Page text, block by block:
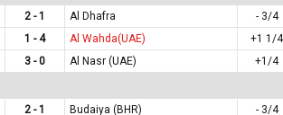
2 - 1 Al Dhafra - 3/4
1 - 4 Al Wahda(UAE) +1 1/4
3 - 0 Al Nasr (UAE) +1/4
2 - 1 Budaiya (BHR) - 3/4